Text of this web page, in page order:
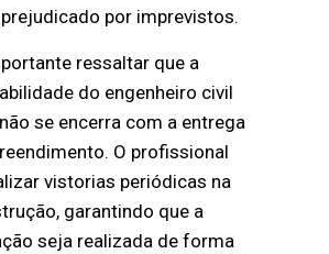
por imprevistos.
ressaltar que a
do engenheiro civil
se encerra com a entrega
O profissional
vistorias periódicas na
garantindo que a
seja realizada de forma